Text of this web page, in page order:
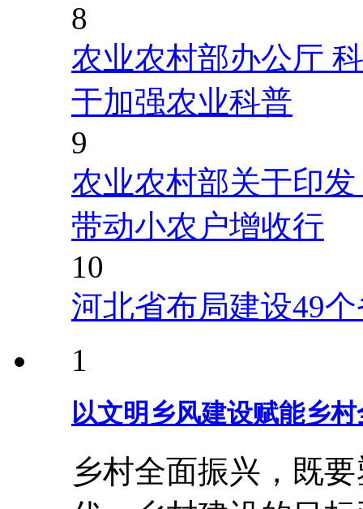
8
农业农村部办公厅
于加强农业科普
9
农业农村部关于印
带动小农户增收行
10
河北省布局建设49
1
以文明乡风建设赋能乡
乡村全面振兴，既